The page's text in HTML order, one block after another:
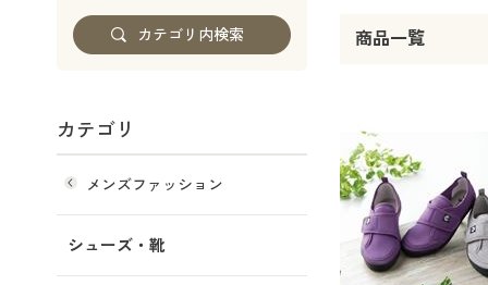
商品一覧
カテゴリ
メンズファッション
シューズ・靴